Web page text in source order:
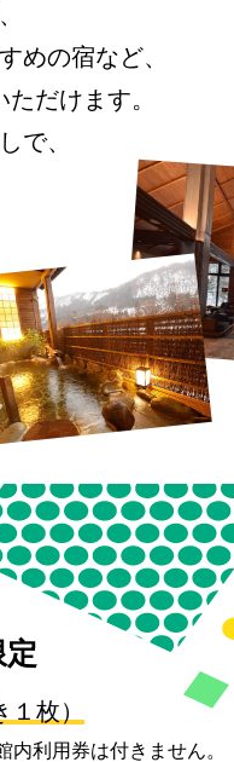
めの宿など、
ただけます。
で、
枚）
利用券は付きません。